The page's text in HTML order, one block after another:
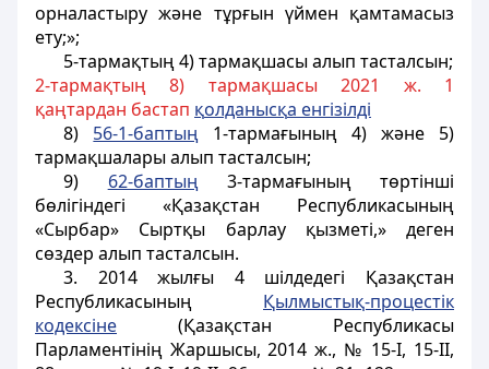
орналастыру және тұрғын үймен қамтамасыз
ету;»;
5-тармақтың 4) тармақшасы алып тасталсын;
2-тармақтың 8) тармақшасы 2021 ж. 1
қаңтардан бастап қолданысқа енгізілді
8) 56-1-баптың 1-тармағының 4) және 5)
тармақшалары алып тасталсын;
9) 62-баптың 3-тармағының төртінші
бөлігіндегі «Қазақстан Республикасының
«Сырбар» Сыртқы барлау қызметі,» деген
сөздер алып тасталсын.
3. 2014 жылғы 4 шілдедегі Қазақстан
Республикасының Қылмыстық-процестік
кодексіне (Қазақстан Республикасы
Парламентінің Жаршысы, 2014 ж., № 15-І, 15-ІІ,